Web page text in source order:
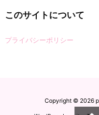
このサイトについて
プライバシーポリシー
Copyright © 2026